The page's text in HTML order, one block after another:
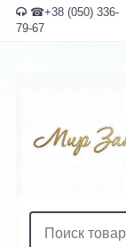
☎+38 (050) 336-
79-67